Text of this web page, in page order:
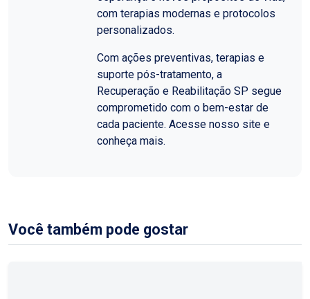
com terapias modernas e protocolos
personalizados.
Com ações preventivas, terapias e
suporte pós-tratamento, a
Recuperação e Reabilitação SP segue
comprometido com o bem-estar de
cada paciente. Acesse nosso site e
conheça mais.
Você também pode gostar